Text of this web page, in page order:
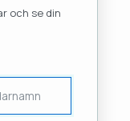
och se din